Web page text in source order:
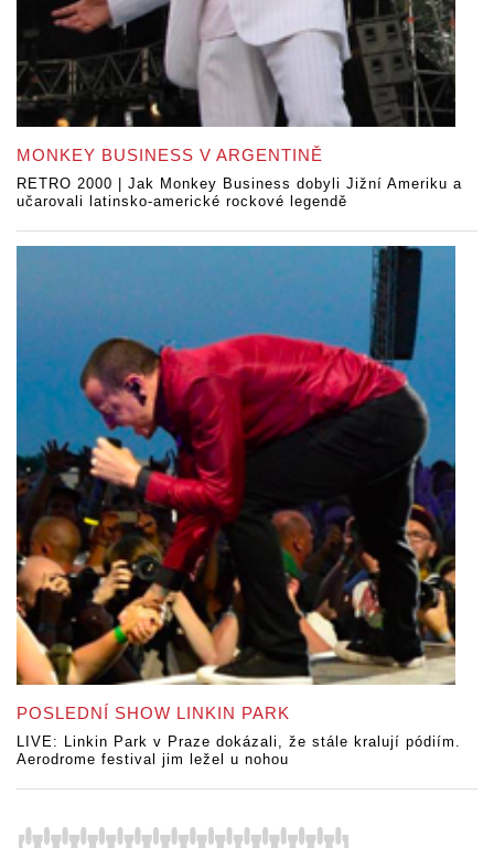
MONKEY BUSINESS V ARGENTINĚ
RETRO 2000 | Jak Monkey Business dobyli Jižní Ameriku a
učarovali latinsko-americké rockové legendě
POSLEDNÍ SHOW LINKIN PARK
LIVE: Linkin Park v Praze dokázali, že stále kralují pódiím.
Aerodrome festival jim ležel u nohou